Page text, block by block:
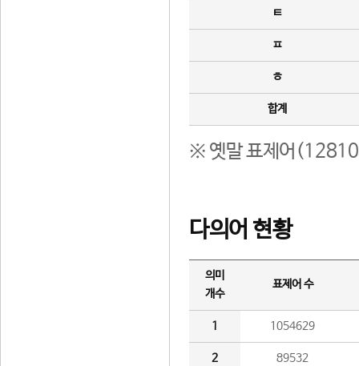
ㅌ
ㅍ
ㅎ
합계
※ 옛말 표제어(12810
다의어 현황
의미
개수
표제어 수
1 1054629
2 89532